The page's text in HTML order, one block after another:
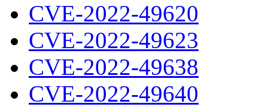
CVE-2022-49620
CVE-2022-49623
CVE-2022-49638
CVE-2022-49640